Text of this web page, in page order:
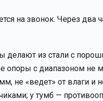
на звонок. Через
делают из стали с
опоры с диапазоном не
не «ведет» от влаги и
у тумб —